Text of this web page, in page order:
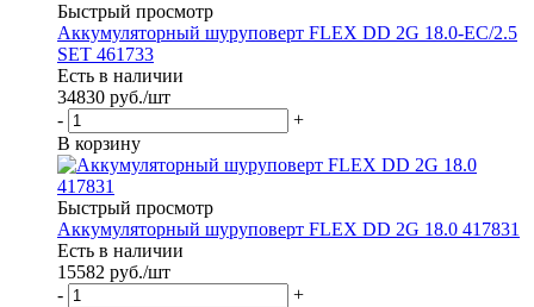
Быстрый просмотр
Аккумуляторный шуруповерт FLEX DD 2G 18.0-EC/2.5
SET 461733
Есть в наличии
34830 руб./шт
-
+
В корзину
Быстрый просмотр
Аккумуляторный шуруповерт FLEX DD 2G 18.0 417831
Есть в наличии
15582 руб./шт
-
+